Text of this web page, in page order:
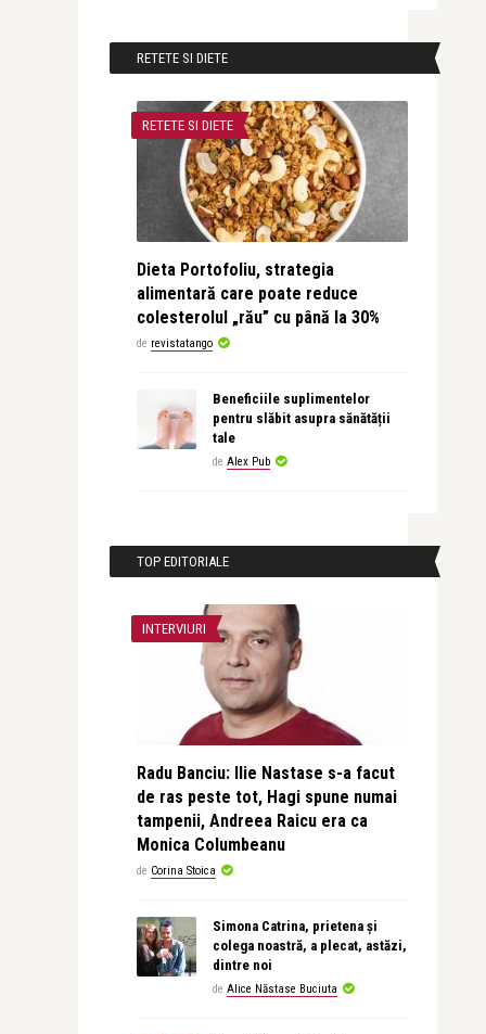
RETETE SI DIETE
RETETE SI DIETE
Dieta Portofoliu, strategia
alimentară care poate reduce
colesterolul „rău” cu până la 30%
de revistatango
Beneficiile suplimentelor
pentru slăbit asupra sănătății
tale
de Alex Pub
TOP EDITORIALE
INTERVIURI
Radu Banciu: Ilie Nastase s-a facut
de ras peste tot, Hagi spune numai
tampenii, Andreea Raicu era ca
Monica Columbeanu
de Corina Stoica
Simona Catrina, prietena și
colega noastră, a plecat, astăzi,
dintre noi
de Alice Năstase Buciuta